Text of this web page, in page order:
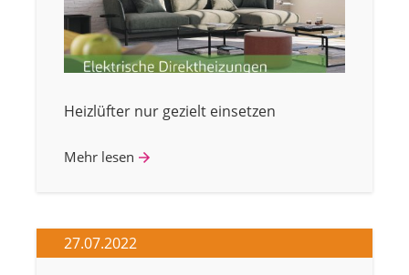
Heizlüfter nur gezielt einsetzen
Mehr lesen
27.07.2022